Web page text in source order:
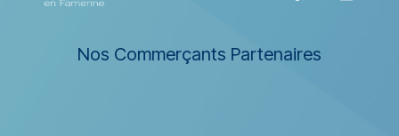
Nos Commerçants Partenaires